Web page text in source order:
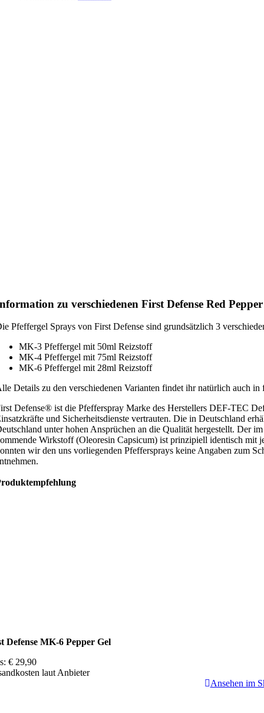
zu verschiedenen First Defense Red
Pfeffergel Sprays von First Defense sind grundsätzlich 3
MK-3 Pfeffergel mit 50ml Reizstoff
MK-4 Pfeffergel mit 75ml Reizstoff
MK-6 Pfeffergel mit 28ml Reizstoff
Details zu den verschiedenen Varianten findet ihr natürlich auch in
Defense® ist die Pfefferspray Marke des Herstellers DEF-TEC
und Sicherheitsdienste vertrauten. Die in Deutschland
unter hohen Ansprüchen an die Qualität hergestellt. Der
Wirkstoff (Oleoresin Capsicum) ist prinzipiell identisch mit
wir den uns vorliegenden Pfeffersprays keine Angaben zum
Defense MK-6 Pepper Gel
€ 29,90
laut Anbieter
Ansehen im